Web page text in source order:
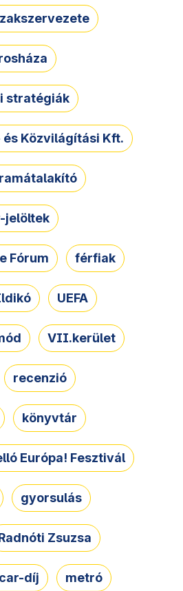
stratégiák
Közvilágítási Kft.
jelöltek
Fórum férfiak
UEFA
VII.kerület
recenzió
könyvtár
Európa! Fesztivál
gyorsulás
Zsuzsa
díj metró